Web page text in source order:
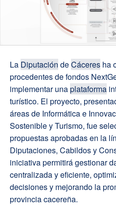
La Diputación deCáceres ha
procedentes de fondos
implementar unaplataforma
turístico. El proyecto,
áreas de Informática e
Sostenible y Turismo, fue
propuestas aprobadas en la
Diputaciones, Cabildos y
iniciativa permitirá gestionar
centralizada y eficiente,
decisiones y mejorando la
provincia cacereña.